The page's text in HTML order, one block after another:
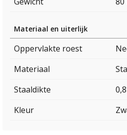
Materiaal en uiterlijk
Oppervlakte roest
Materiaal
Staaldikte
Kleur